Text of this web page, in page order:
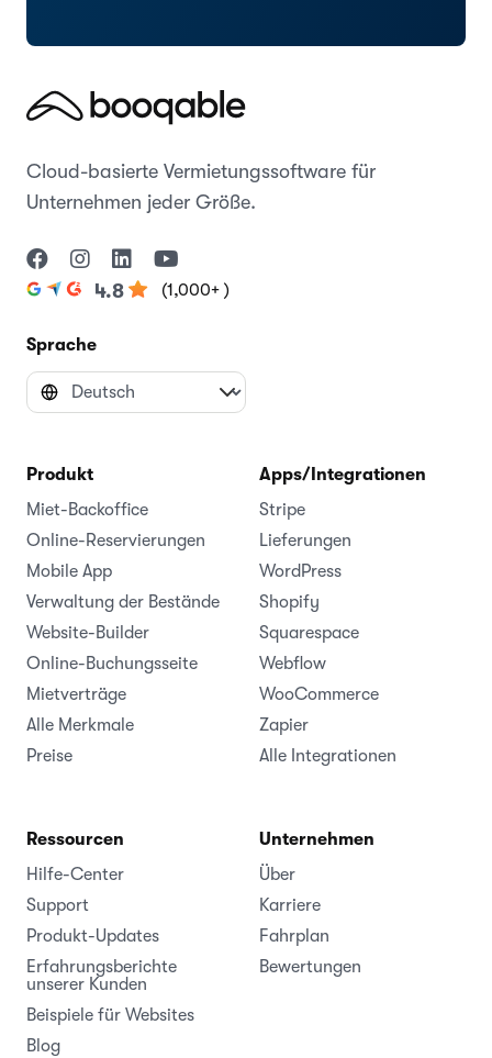
Cloud-basierte Vermietungssoftware für
Unternehmen jeder Größe.
4.8 (1,000+ )
Sprache
Produkt
Miet-Backoffice
Online-Reservierungen
Mobile App
Verwaltung der Bestände
Website-Builder
Online-Buchungsseite
Mietverträge
Alle Merkmale
Preise
Apps/Integrationen
Stripe
Lieferungen
WordPress
Shopify
Squarespace
Webflow
WooCommerce
Zapier
Alle Integrationen
Ressourcen
Hilfe-Center
Support
Produkt-Updates
Erfahrungsberichte
unserer Kunden
Beispiele für Websites
Blog
Unternehmen
Über
Karriere
Fahrplan
Bewertungen